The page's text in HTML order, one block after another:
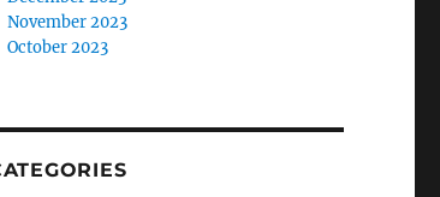
November 2023
October 2023